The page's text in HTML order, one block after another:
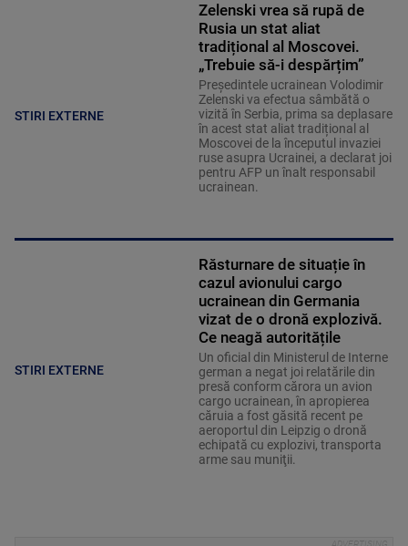
STIRI EXTERNE
Zelenski vrea să rupă de
Rusia un stat aliat
tradițional al Moscovei.
„Trebuie să-i despărțim”
Președintele ucrainean Volodimir
Zelenski va efectua sâmbătă o
vizită în Serbia, prima sa deplasare
în acest stat aliat tradițional al
Moscovei de la începutul invaziei
ruse asupra Ucrainei, a declarat joi
pentru AFP un înalt responsabil
ucrainean.
STIRI EXTERNE
Răsturnare de situație în
cazul avionului cargo
ucrainean din Germania
vizat de o dronă explozivă.
Ce neagă autoritățile
Un oficial din Ministerul de Interne
german a negat joi relatările din
presă conform cărora un avion
cargo ucrainean, în apropierea
căruia a fost găsită recent pe
aeroportul din Leipzig o dronă
echipată cu explozivi, transporta
arme sau muniţii.